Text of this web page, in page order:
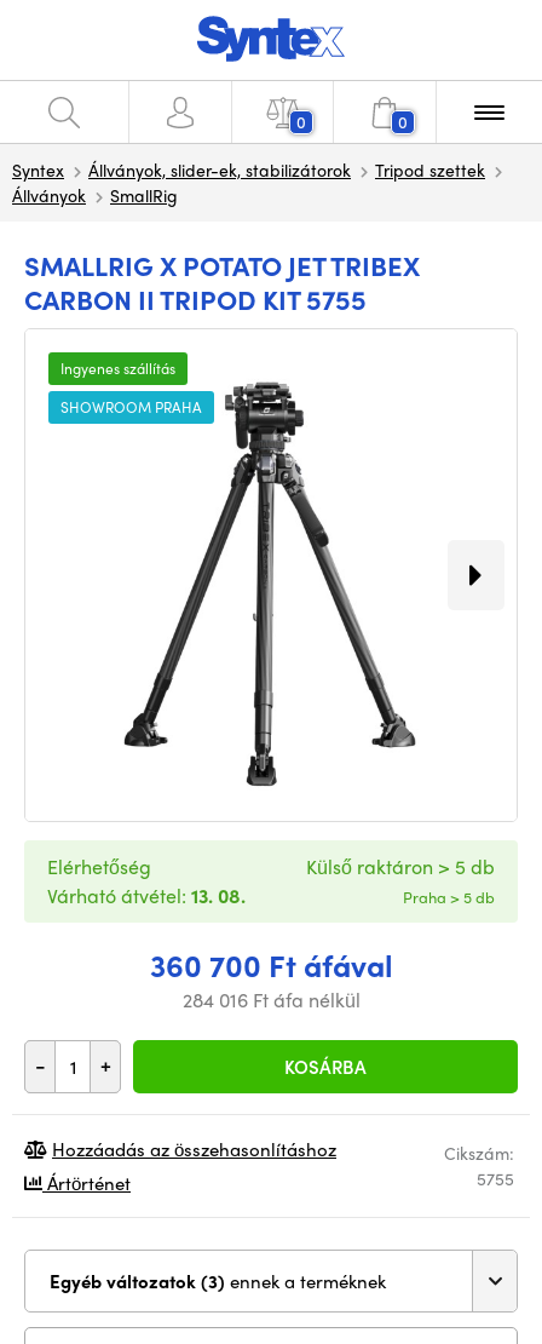
0 0
Syntex Állványok, slider-ek, stabilizátorok
Tripod szettek
Állványok
SmallRig
SMALLRIG X POTATO JET TRIBEX
CARBON II TRIPOD KIT 5755
Ingyenes szállítás
SHOWROOM PRAHA
360 700 Ft áfával
284 016 Ft áfa nélkül
- + KOSÁRBA
Elérhetőség
Várható átvétel: 13. 08.
Külső raktáron > 5 db
Praha > 5 db
Cikszám:
5755
Hozzáadás az összehasonlításhoz
Ártörténet
Egyéb változatok (3) ennek a terméknek